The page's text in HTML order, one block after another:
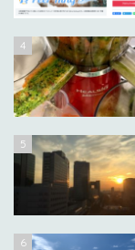
4
5
6